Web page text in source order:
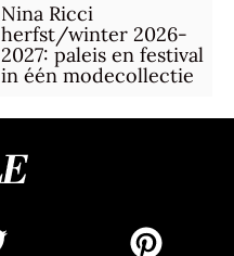
Nina Ricci
herfst/winter 2026-
2027: paleis en festival
in één modecollectie